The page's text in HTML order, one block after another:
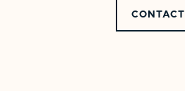
CONTACT